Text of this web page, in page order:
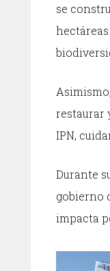
se
restaurar
IPN,
Durante
gobierno
impacta